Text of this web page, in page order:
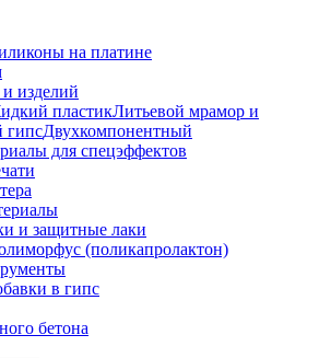
на платине
изделий
пластикЛитьевой мрамор и
гипсДвухкомпонентный
для спецэффектов
и защитные лаки
(поликапролактон)
в гипс
бетона